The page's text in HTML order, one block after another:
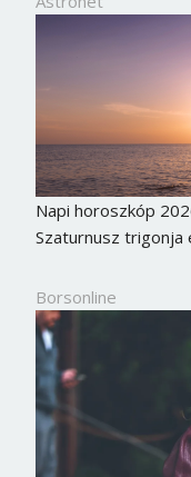
Napi horoszkóp
Szaturnusz
Borsonline